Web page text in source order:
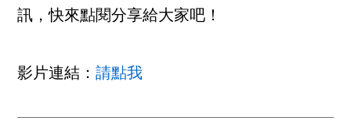
訊，快來點閱分享給大家吧！
影片連結：請點我